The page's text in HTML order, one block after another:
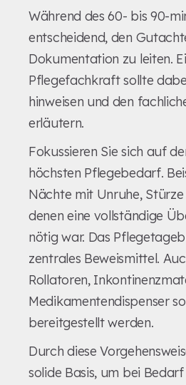
Während des 60- bis 90-
entscheidend, den
Dokumentation zu leiten.
Pflegefachkraft sollte
hinweisen und den
erläutern.
Fokussieren Sie sich auf
höchsten Pflegebedarf.
Nächte mit Unruhe,
denen eine vollständige
nötig war. Das
zentrales Beweismittel.
Rollatoren,
Medikamentendispenser
bereitgestellt werden.
Durch diese
solide Basis, um bei